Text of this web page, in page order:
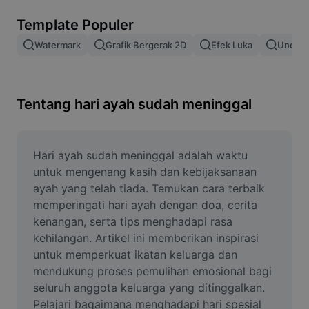
Gabung gambar
Ubah Ukuran Gambar
Pembuat Meme
AI Text Remover
AI People Remover
AI Inpainting
Face Cutout
Template Populer
Watermark Grafik Bergerak 2D Efek Luka Unduh
Tentang hari ayah sudah meninggal
Hari ayah sudah meninggal adalah waktu
untuk mengenang kasih dan kebijaksanaan
ayah yang telah tiada. Temukan cara terbaik
memperingati hari ayah dengan doa, cerita
kenangan, serta tips menghadapi rasa
kehilangan. Artikel ini memberikan inspirasi
untuk memperkuat ikatan keluarga dan
mendukung proses pemulihan emosional bagi
seluruh anggota keluarga yang ditinggalkan.
Pelajari bagaimana menghadapi hari spesial